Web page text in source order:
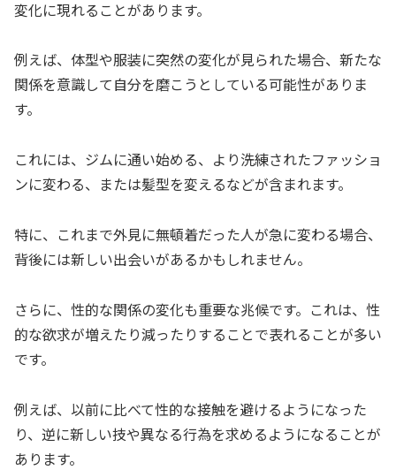
変化に現れることがあります。
例えば、体型や服装に突然の変化が見られた場合、新たな
関係を意識して自分を磨こうとしている可能性がありま
す。
これには、ジムに通い始める、より洗練されたファッショ
ンに変わる、または髪型を変えるなどが含まれます。
特に、これまで外見に無頓着だった人が急に変わる場合、
背後には新しい出会いがあるかもしれません。
さらに、性的な関係の変化も重要な兆候です。これは、性
的な欲求が増えたり減ったりすることで表れることが多い
です。
例えば、以前に比べて性的な接触を避けるようになった
り、逆に新しい技や異なる行為を求めるようになることが
あります。